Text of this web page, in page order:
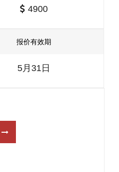
4900
报价有效期
5月31日